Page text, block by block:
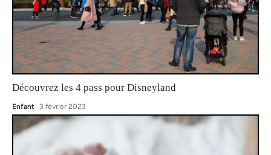
Découvrez les 4 pass pour Disneyland
Enfant 3 février 2023